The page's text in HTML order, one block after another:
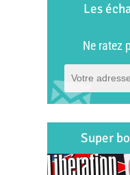
Les
Ne ratez
Super